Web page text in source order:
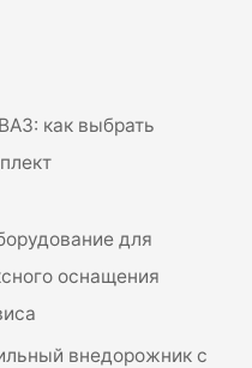
как выбрать
для
оснащения
внедорожник с